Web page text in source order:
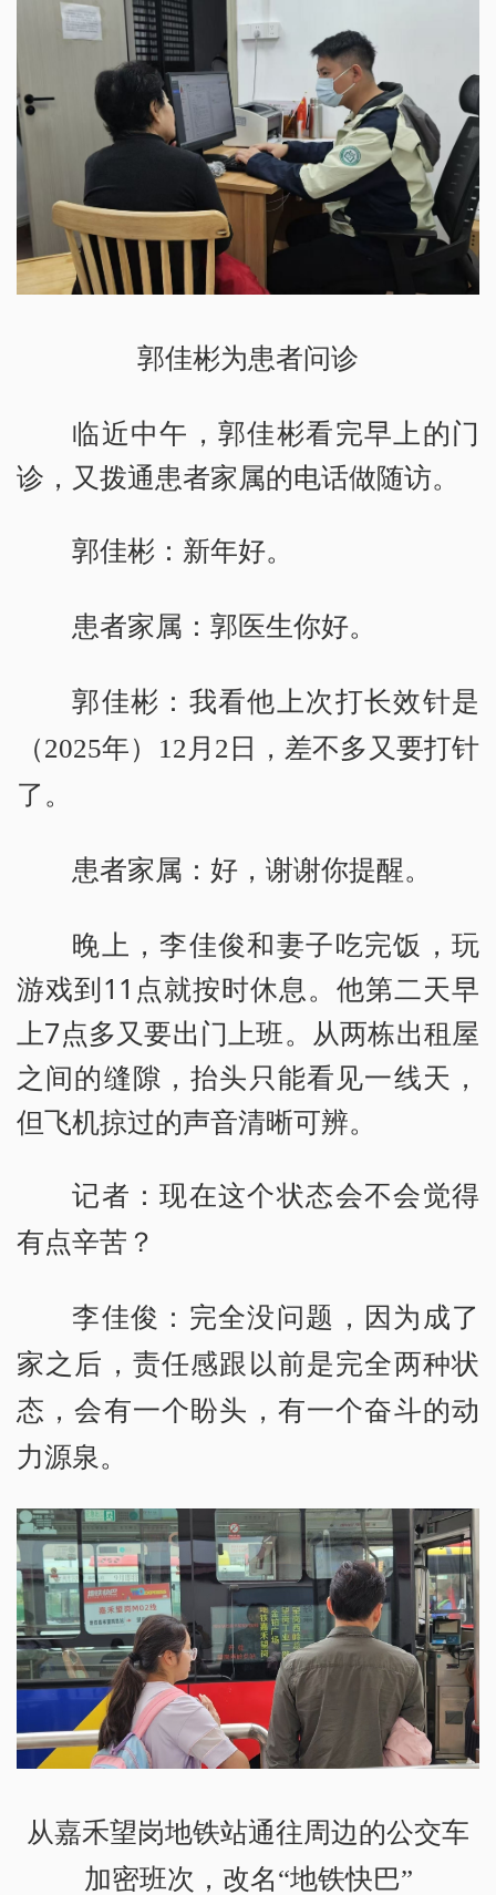
郭佳彬为患者问诊
临近中午，郭佳彬看完早上的门
诊，又拨通患者家属的电话做随访。
郭佳彬：新年好。
患者家属：郭医生你好。
郭佳彬：我看他上次打长效针是
（2025年）12月2日，差不多又要打针
了。
患者家属：好，谢谢你提醒。
晚上，李佳俊和妻子吃完饭，玩
游戏到11点就按时休息。他第二天早
上7点多又要出门上班。从两栋出租屋
之间的缝隙，抬头只能看见一线天，
但飞机掠过的声音清晰可辨。
记者：现在这个状态会不会觉得
有点辛苦？
李佳俊：完全没问题，因为成了
家之后，责任感跟以前是完全两种状
态，会有一个盼头，有一个奋斗的动
力源泉。
从嘉禾望岗地铁站通往周边的公交车
加密班次，改名“地铁快巴”